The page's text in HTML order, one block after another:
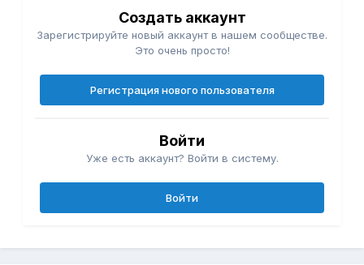
Создать аккаунт
Зарегистрируйте новый аккаунт в нашем сообществе.
Это очень просто!
Регистрация нового пользователя
Войти
Уже есть аккаунт? Войти в систему.
Войти